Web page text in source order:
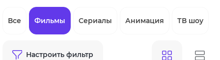
Все Фильмы Сериалы Анимация ТВ шоу
Настроить фильтр